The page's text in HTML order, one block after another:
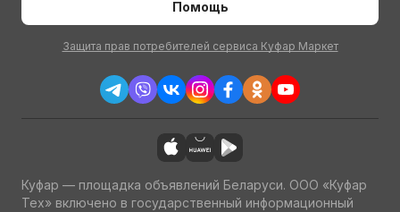
Помощь
Защита прав потребителей сервиса Куфар Маркет
Куфар — площадка объявлений Беларуси. ООО «Куфар
Тех» включено в государственный информационный